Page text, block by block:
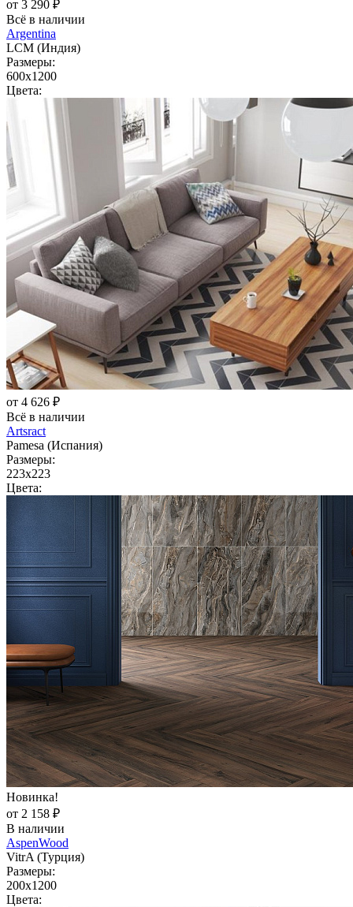
от 3 290 ₽
Всё в наличии
Argentina
LCM (Индия)
Размеры:
600x1200
Цвета:
от 4 626 ₽
Всё в наличии
Artsract
Pamesa (Испания)
Размеры:
223x223
Цвета:
Новинка!
от 2 158 ₽
В наличии
AspenWood
VitrA (Турция)
Размеры:
200x1200
Цвета: